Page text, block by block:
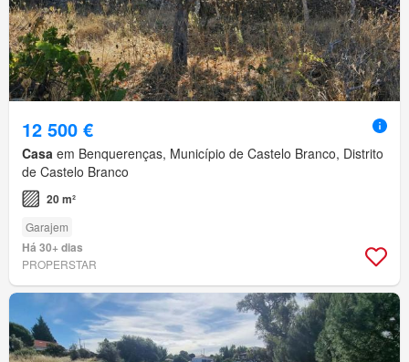
12 500 €
Casa em Benquerenças, Município de Castelo Branco, Distrito
de Castelo Branco
20 m²
Garajem
Há 30+ dias
PROPERSTAR